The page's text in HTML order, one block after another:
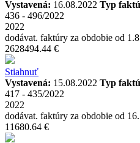
Vystavená: 16.08.2022 Typ
436 - 496/2022
2022
dodávat. faktúry za obdobie od
2628494.44 €
Stiahnuť
Vystavená: 15.08.2022 Typ
417 - 435/2022
2022
dodávat. faktúry za obdobie od
11680.64 €